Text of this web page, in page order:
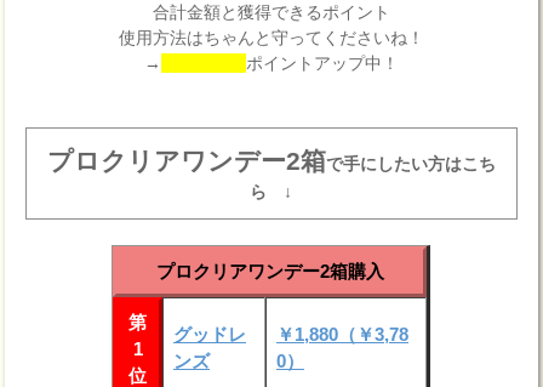
合計金額と獲得できるポイント
使用方法はちゃんと守ってくださいね！
→
ポイントアップ中！
プロクリアワンデー2箱で手にしたい方はこち
ら ↓
プロクリアワンデー2箱購入
第
1
位
グッドレ
ンズ
￥1,880（￥3,78
0）